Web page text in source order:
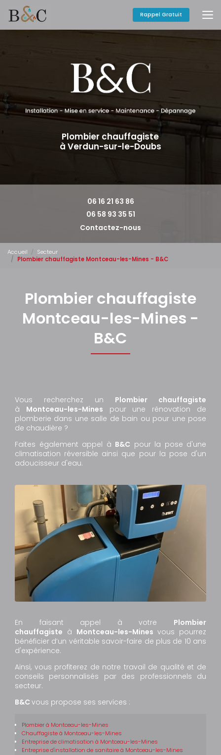
contenu
principal
Rappel Gratuit
Plombier chauffagiste
à Verdun-sur-le-Doubs
06 16 21 63 86
06 58 93 35 51
Contactez-nous
Accueil
Secteur
Plombier chauffagiste Montceau-les-Mines - B&C
Plombier chauffagiste
Montceau-les-Mines -
B&C
Vous recherchez un Plombier chauffagiste
à Montceau-les-Mines pour une rénovation de
plomberie dans une salle de bain ou pour une pose
de chaudière ?
Faites également appel à B&C pour la pose d'une
climatisation réversible ainsi que pour la pose d'un
adoucisseur d'eau.
En faisant appel à votre Plombier
chauffagiste à Montceau-les-Mines vous pourrez
bénéficier d’un véritable savoir-faire de plus de 10 ans
d'expérience.
Ainsi, vous profiterez de notre travail de qualité et de
conseils personnalisés par des professionnels du
secteur.
B&C vous propose ses services :
Plombierà Montceau-les-Mines
Chauffagisteà Montceau-les-Mines
Entreprise de climatisation à Montceau-les-Mines
Entreprise d'installation de sanitaireà Montceau-les-Mines